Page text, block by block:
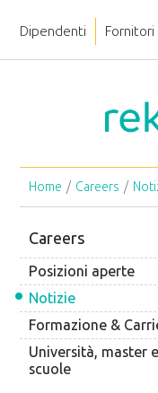
Dipendenti Fornitori
Home Careers
Careers
Posizioni aperte
Notizie
Formazione &
Università, master e
scuole